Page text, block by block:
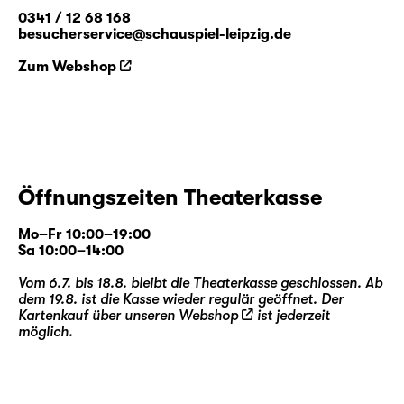
0341 / 12 68 168
besucherservice@schauspiel-leipzig.de
Zum Webshop
Öffnungszeiten Theaterkasse
Mo–Fr 10:00–19:00
Sa 10:00–14:00
Vom 6.7. bis 18.8. bleibt die Theaterkasse geschlossen. Ab
dem 19.8. ist die Kasse wieder regulär geöffnet. Der
Kartenkauf über unseren Webshop
ist jederzeit
möglich.